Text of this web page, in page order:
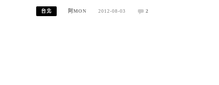
台北 阿MON 2012-08-03 2